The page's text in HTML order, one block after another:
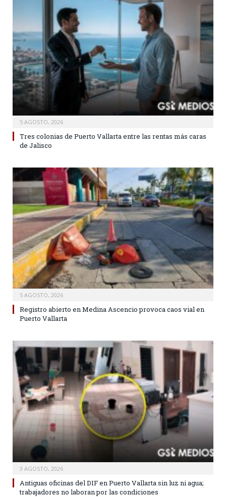
5 AGOSTO, 2026
Tres colonias de Puerto Vallarta entre las rentas más caras
de Jalisco
5 AGOSTO, 2026
Registro abierto en Medina Ascencio provoca caos vial en
Puerto Vallarta
3 AGOSTO, 2026
Antiguas oficinas del DIF en Puerto Vallarta sin luz ni agua;
trabajadores no laboran por las condiciones